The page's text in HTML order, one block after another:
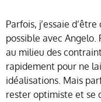
Parfois, j’essaie
possible avec
au milieu des
rapidement pour ne
idéalisations. Mais
rester optimiste et se